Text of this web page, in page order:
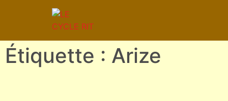
Étiquette : Arize